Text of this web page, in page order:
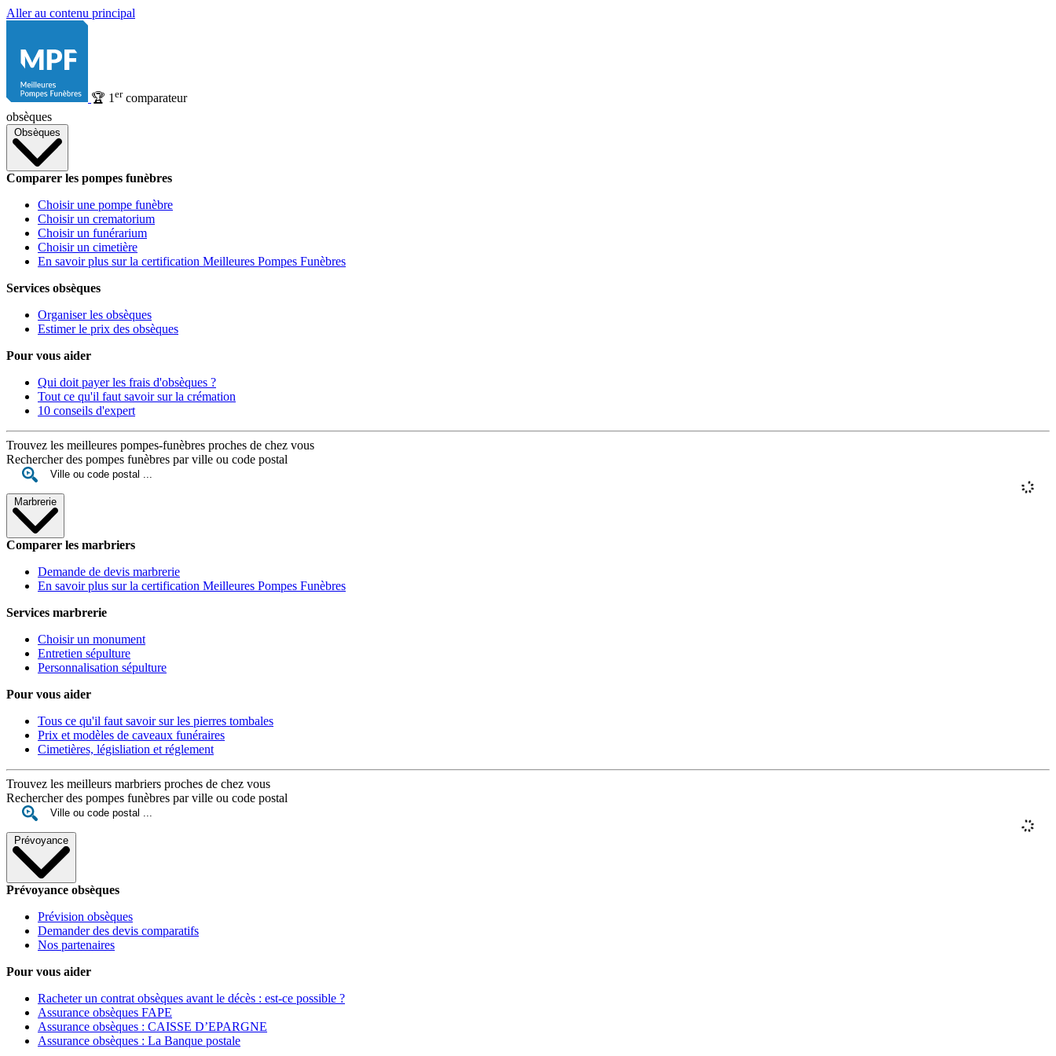
Aller au contenu principal
🏆 1 ercomparateur
obsèques
Obsèques
Comparer les pompes funèbres
Choisir une pompe funèbre
Choisir un crematorium
Choisir un funérarium
Choisir un cimetière
En savoir plus sur la certification Meilleures Pompes Funèbres
Services obsèques
Organiser les obsèques
Estimer le prix des obsèques
Pour vous aider
Qui doit payer les frais d'obsèques ?
Tout ce qu'il faut savoir sur la crémation
10 conseils d'expert
Trouvez les meilleures pompes-funèbres proches de chez vous
Rechercher des pompes funèbres par ville ou code postal
Marbrerie
Comparer les marbriers
Demande de devis marbrerie
En savoir plus sur la certification Meilleures Pompes Funèbres
Services marbrerie
Choisir un monument
Entretien sépulture
Personnalisation sépulture
Pour vous aider
Tous ce qu'il faut savoir sur les pierres tombales
Prix et modèles de caveaux funéraires
Cimetières, législiation et réglement
Trouvez les meilleurs marbriers proches de chez vous
Rechercher des pompes funèbres par ville ou code postal
Prévoyance
Prévoyance obsèques
Prévision obsèques
Demander des devis comparatifs
Nos partenaires
Pour vous aider
Racheter un contrat obsèques avant le décès : est-ce possible ?
Assurance obsèques FAPE
Assurance obsèques : CAISSE D’EPARGNE
Assurance obsèques : La Banque postale